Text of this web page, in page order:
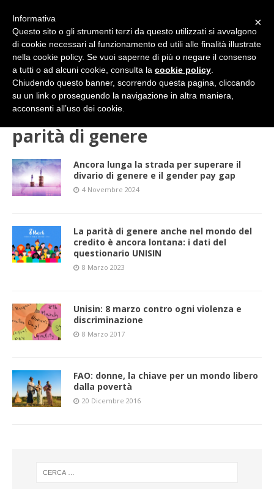
parità di genere
parità di genere
Ancora lunga la strada per superare il
divario di genere e il gender pay gap
4 Novembre 2024
La parità di genere anche nel mondo del
credito è ancora lontana: i dati del
questionario UNISIN
8 Marzo 2023
Unisin: 8 marzo contro ogni violenza e
discriminazione
8 Marzo 2017
FAO: donne, la chiave per un mondo libero
dalla povertà
20 Dicembre 2016
×
Informativa
Questo sito o gli strumenti terzi da questo utilizzati si avvalgono
di cookie necessari al funzionamento ed utili alle finalità illustrate
nella cookie policy. Se vuoi saperne di più o negare il consenso
a tutti o ad alcuni cookie, consulta la cookie policy
Chiudendo questo banner, scorrendo questa pagina, cliccando
su un link o proseguendo la navigazione in altra maniera,
acconsenti all’uso dei cookie.